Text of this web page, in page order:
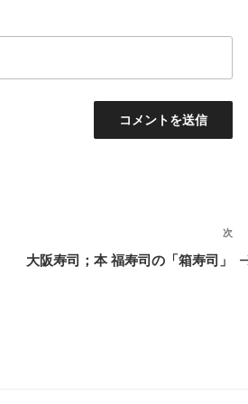
次
の
次
大阪寿司；本 福寿司の「箱寿司」